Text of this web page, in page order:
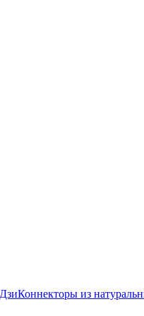
Коннекторы из